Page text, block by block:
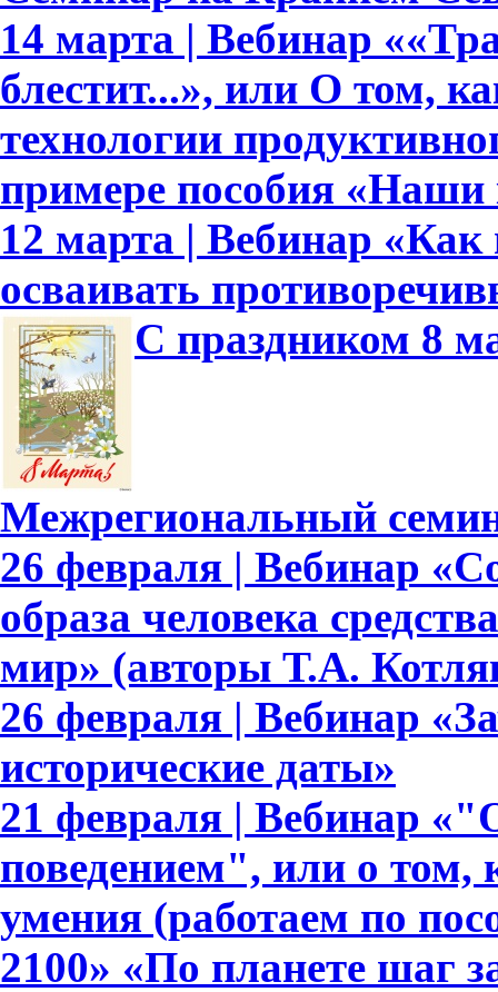
14 марта | Вебинар
блестит...», или О том,
технологии
примере пособия
12 марта | Вебинар «Как
осваивать
С праздником 8
Межрегиональный
26 февраля | Вебинар
образа человека
мир» (авторы Т.А.
26 февраля | Вебинар
исторические даты»
21 февраля | Вебинар
поведением", или о том,
умения (работаем по
2100» «По планете шаг